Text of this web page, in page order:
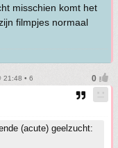
misschien komt het
filmpjes normaal
21:48 • 6
(acute) geelzucht: